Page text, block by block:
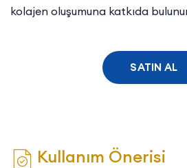
kolajen oluşumuna katkıda
SATIN AL
Kullanım Önerisi